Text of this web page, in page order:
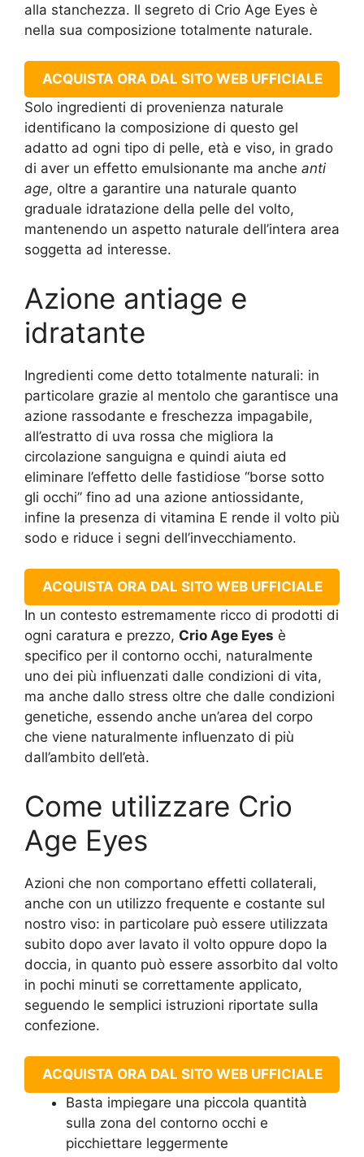
alla stanchezza. Il segreto di Crio Age Eyes è
nella sua composizione totalmente naturale.
ACQUISTA ORA DAL SITO WEB UFFICIALE
Solo ingredienti di provenienza naturale
identificano la composizione di questo gel
adatto ad ogni tipo di pelle, età e viso, in grado
di aver un effetto emulsionante ma anche anti
age, oltre a garantire una naturale quanto
graduale idratazione della pelle del volto,
mantenendo un aspetto naturale dell’intera area
soggetta ad interesse.
Azione antiage e
idratante
Ingredienti come detto totalmente naturali: in
particolare grazie al mentolo che garantisce una
azione rassodante e freschezza impagabile,
all’estratto di uva rossa che migliora la
circolazione sanguigna e quindi aiuta ed
eliminare l’effetto delle fastidiose “borse sotto
gli occhi” fino ad una azione antiossidante,
infine la presenza di vitamina E rende il volto più
sodo e riduce i segni dell’invecchiamento.
ACQUISTA ORA DAL SITO WEB UFFICIALE
In un contesto estremamente ricco di prodotti di
ogni caratura e prezzo, Crio Age Eyes è
specifico per il contorno occhi, naturalmente
uno dei più influenzati dalle condizioni di vita,
ma anche dallo stress oltre che dalle condizioni
genetiche, essendo anche un’area del corpo
che viene naturalmente influenzato di più
dall’ambito dell’età.
Come utilizzare Crio
Age Eyes
Azioni che non comportano effetti collaterali,
anche con un utilizzo frequente e costante sul
nostro viso: in particolare può essere utilizzata
subito dopo aver lavato il volto oppure dopo la
doccia, in quanto può essere assorbito dal volto
in pochi minuti se correttamente applicato,
seguendo le semplici istruzioni riportate sulla
confezione.
ACQUISTA ORA DAL SITO WEB UFFICIALE
Basta impiegare una piccola quantità
sulla zona del contorno occhi e
picchiettare leggermente